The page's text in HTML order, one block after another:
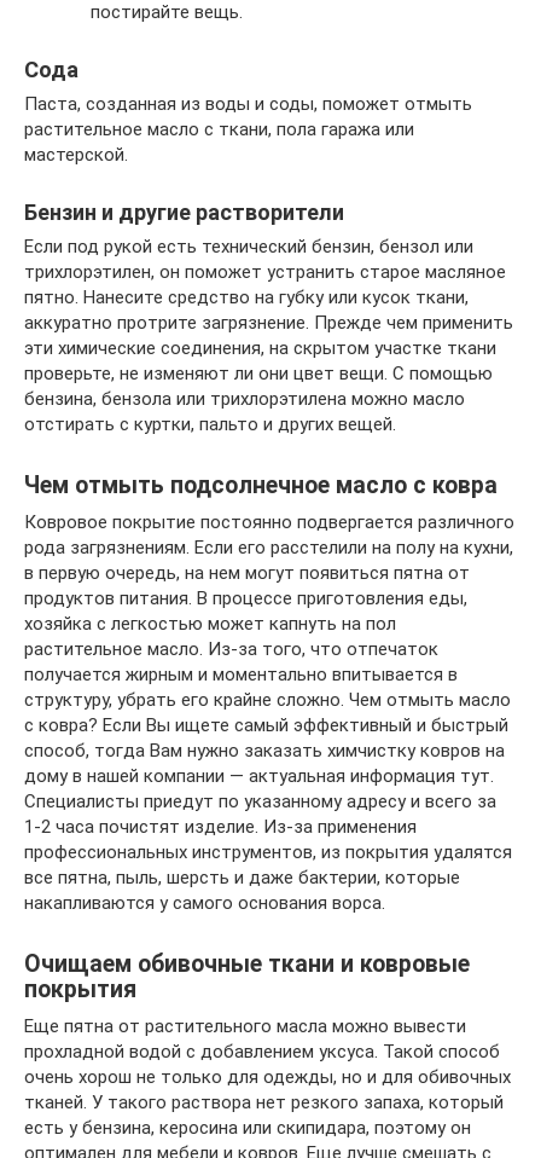
постирайте вещь.
Сода
Паста, созданная из воды и соды, поможет отмыть
растительное масло с ткани, пола гаража или
мастерской.
Бензин и другие растворители
Если под рукой есть технический бензин, бензол или
трихлорэтилен, он поможет устранить старое масляное
пятно. Нанесите средство на губку или кусок ткани,
аккуратно протрите загрязнение. Прежде чем применить
эти химические соединения, на скрытом участке ткани
проверьте, не изменяют ли они цвет вещи. С помощью
бензина, бензола или трихлорэтилена можно масло
отстирать с куртки, пальто и других вещей.
Чем отмыть подсолнечное масло с ковра
Ковровое покрытие постоянно подвергается различного
рода загрязнениям. Если его расстелили на полу на кухни,
в первую очередь, на нем могут появиться пятна от
продуктов питания. В процессе приготовления еды,
хозяйка с легкостью может капнуть на пол
растительное масло. Из-за того, что отпечаток
получается жирным и моментально впитывается в
структуру, убрать его крайне сложно. Чем отмыть масло
с ковра? Если Вы ищете самый эффективный и быстрый
способ, тогда Вам нужно заказать химчистку ковров на
дому в нашей компании — актуальная информация тут.
Специалисты приедут по указанному адресу и всего за
1-2 часа почистят изделие. Из-за применения
профессиональных инструментов, из покрытия удалятся
все пятна, пыль, шерсть и даже бактерии, которые
накапливаются у самого основания ворса.
Очищаем обивочные ткани и ковровые
покрытия
Еще пятна от растительного масла можно вывести
прохладной водой с добавлением уксуса. Такой способ
очень хорош не только для одежды, но и для обивочных
тканей. У такого раствора нет резкого запаха, который
есть у бензина, керосина или скипидара, поэтому он
оптимален для мебели и ковров. Еще лучше смешать с